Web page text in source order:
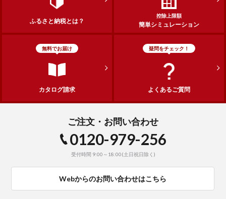
ふるさと納税とは？
控除上限額
簡単シミュレーション
無料でお届け
カタログ請求
疑問をチェック！
よくあるご質問
ご注文・お問い合わせ
0120-979-256
受付時間 9:00～18:00(土日祝日除く)
Webからのお問い合わせはこちら